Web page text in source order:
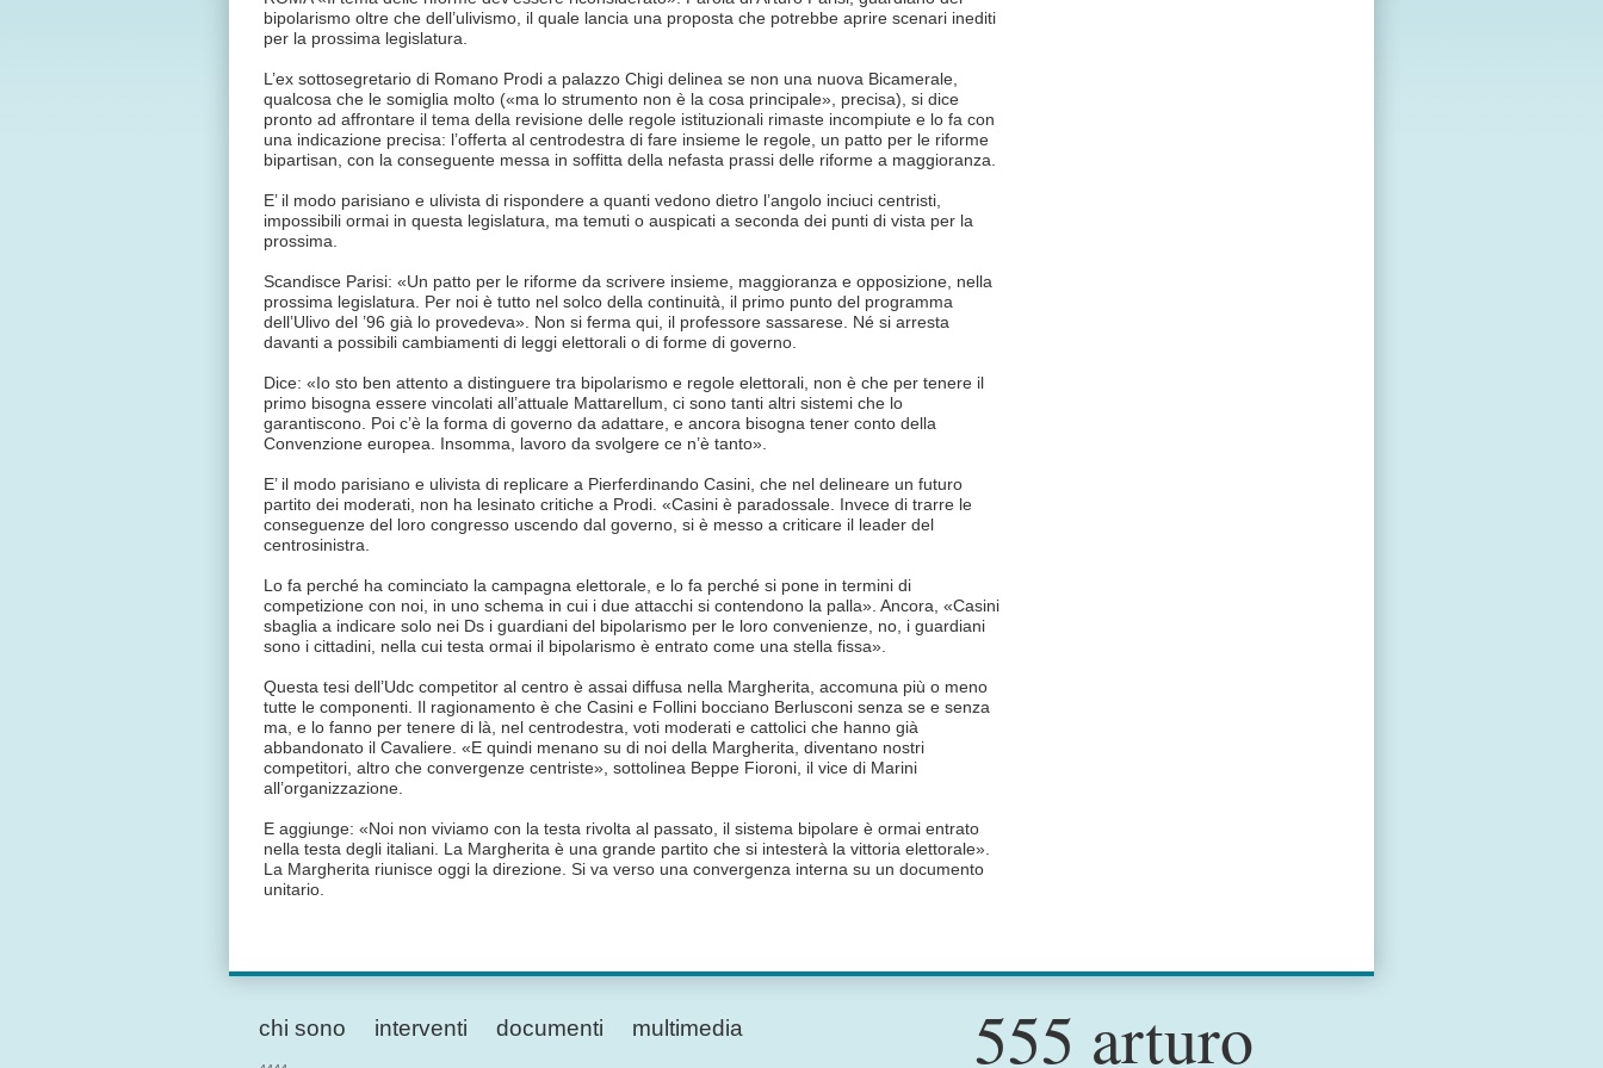
bipolarismo oltre che dell’ulivismo, il quale lancia una proposta che potrebbe aprire scenari inediti
per la prossima legislatura.
L’ex sottosegretario di Romano Prodi a palazzo Chigi delinea se non una nuova Bicamerale,
qualcosa che le somiglia molto («ma lo strumento non è la cosa principale», precisa), si dice
pronto ad affrontare il tema della revisione delle regole istituzionali rimaste incompiute e lo fa con
una indicazione precisa: l’offerta al centrodestra di fare insieme le regole, un patto per le riforme
bipartisan, con la conseguente messa in soffitta della nefasta prassi delle riforme a maggioranza.
E’ il modo parisiano e ulivista di rispondere a quanti vedono dietro l’angolo inciuci centristi,
impossibili ormai in questa legislatura, ma temuti o auspicati a seconda dei punti di vista per la
prossima.
Scandisce Parisi: «Un patto per le riforme da scrivere insieme, maggioranza e opposizione, nella
prossima legislatura. Per noi è tutto nel solco della continuità, il primo punto del programma
dell’Ulivo del ’96 già lo provedeva». Non si ferma qui, il professore sassarese. Né si arresta
davanti a possibili cambiamenti di leggi elettorali o di forme di governo.
Dice: «Io sto ben attento a distinguere tra bipolarismo e regole elettorali, non è che per tenere il
primo bisogna essere vincolati all’attuale Mattarellum, ci sono tanti altri sistemi che lo
garantiscono. Poi c’è la forma di governo da adattare, e ancora bisogna tener conto della
Convenzione europea. Insomma, lavoro da svolgere ce n’è tanto».
E’ il modo parisiano e ulivista di replicare a Pierferdinando Casini, che nel delineare un futuro
partito dei moderati, non ha lesinato critiche a Prodi. «Casini è paradossale. Invece di trarre le
conseguenze del loro congresso uscendo dal governo, si è messo a criticare il leader del
centrosinistra.
Lo fa perché ha cominciato la campagna elettorale, e lo fa perché si pone in termini di
competizione con noi, in uno schema in cui i due attacchi si contendono la palla». Ancora, «Casini
sbaglia a indicare solo nei Ds i guardiani del bipolarismo per le loro convenienze, no, i guardiani
sono i cittadini, nella cui testa ormai il bipolarismo è entrato come una stella fissa».
Questa tesi dell’Udc competitor al centro è assai diffusa nella Margherita, accomuna più o meno
tutte le componenti. Il ragionamento è che Casini e Follini bocciano Berlusconi senza se e senza
ma, e lo fanno per tenere di là, nel centrodestra, voti moderati e cattolici che hanno già
abbandonato il Cavaliere. «E quindi menano su di noi della Margherita, diventano nostri
competitori, altro che convergenze centriste», sottolinea Beppe Fioroni, il vice di Marini
all’organizzazione.
E aggiunge: «Noi non viviamo con la testa rivolta al passato, il sistema bipolare è ormai entrato
nella testa degli italiani. La Margherita è una grande partito che si intesterà la vittoria elettorale».
La Margherita riunisce oggi la direzione. Si va verso una convergenza interna su un documento
unitario.
chi sono interventi documenti multimedia
555 arturo